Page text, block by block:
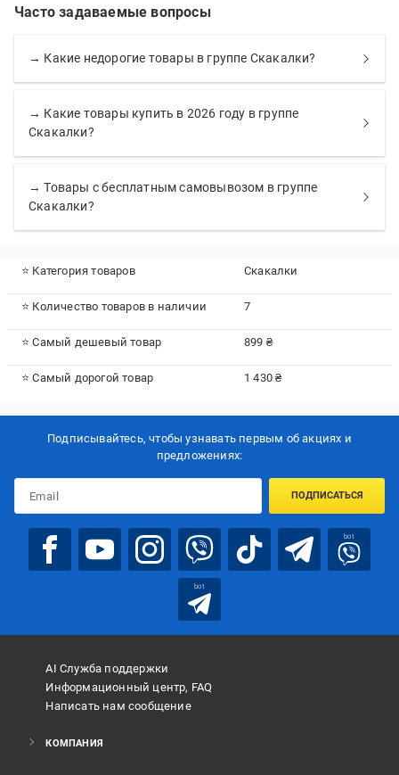
Часто задаваемые вопросы
→ Какие недорогие товары в группе Скакалки?
→ Какие товары купить в 2026 году в группе
Скакалки?
→ Товары с бесплатным самовывозом в группе
Скакалки?
⭐ Категория товаров Скакалки
⭐ Количество товаров в наличии 7
⭐ Самый дешевый товар 899 ₴
⭐ Самый дорогой товар 1 430 ₴
Подписывайтесь, чтобы узнавать первым об акцияx и
предложениях:
ПОДПИСАТЬСЯ
bot
bot
AI Служба поддержки
Информационный центр, FAQ
Написать нам сообщение
КОМПАНИЯ